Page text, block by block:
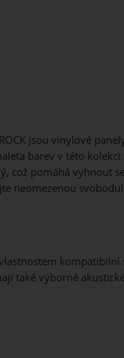
jsou vinylové
barev v této kolekci
což pomáhá vyhnout
neomezenou svobodu!
také výborné